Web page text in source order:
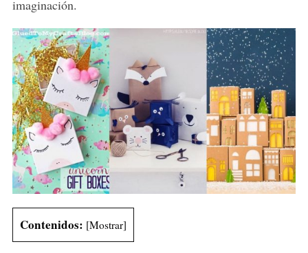
imaginación.
Contenidos: [Mostrar]